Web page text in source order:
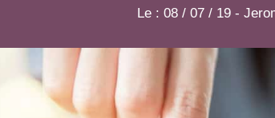
Le : 08 / 07 / 19 -